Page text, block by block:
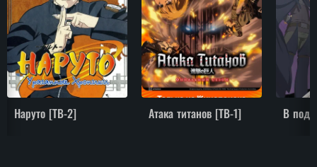
Наруто [ТВ-2] Атака титанов [ТВ-1]